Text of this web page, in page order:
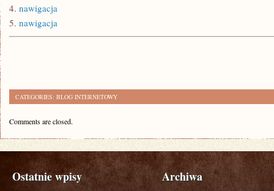
4. nawigacja
5. nawigacja
CATEGORIES: BLOG INTERNETOWY
Comments are closed.
Ostatnie wpisy Archiwa